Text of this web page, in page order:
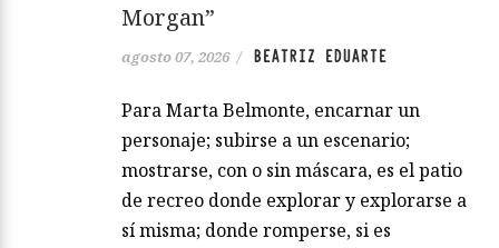
Morgan”
agosto 07, 2026 / BEATRIZ EDUARTE
Para Marta Belmonte, encarnar un
personaje; subirse a un escenario;
mostrarse, con o sin máscara, es el patio
de recreo donde explorar y explorarse a
sí misma; donde romperse, si es